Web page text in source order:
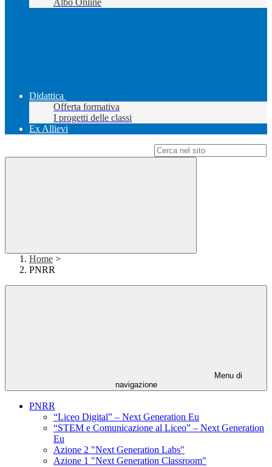
Albo Online
Didattica
Offerta formativa
I progetti delle classi
Ex Allievi
Home >
PNRR
Menu di
navigazione
PNRR
“Liceo Digital” – Next Generation Eu
“STEM e Comunicazione al Liceo” – Next Generation
Eu
Azione 2 "Next Generation Labs"
Azione 1 "Next Generation Classroom"